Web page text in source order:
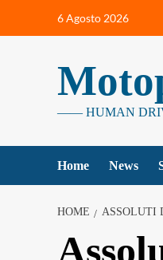
6 Agosto 2026
—— HUMAN
Home News
HOME ASSOLUTI